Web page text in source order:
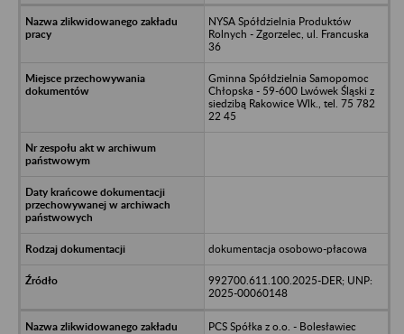
NYSA Spółdzielnia Produktów
Rolnych - Zgorzelec, ul. Francuska
36
Gminna Spółdzielnia Samopomoc
Chłopska - 59-600 Lwówek Śląski z
siedzibą Rakowice Wlk., tel. 75 782
22 45
dokumentacja osobowo-płacowa
992700.611.100.2025-DER; UNP:
2025-00060148
PCS Spółka z o.o. - Bolesławiec